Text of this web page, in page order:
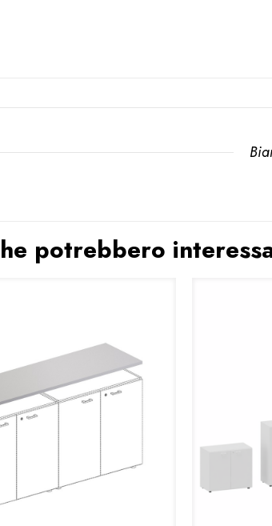
potrebbero